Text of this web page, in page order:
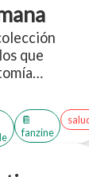
que
de las
el deseo
📔
fanzine